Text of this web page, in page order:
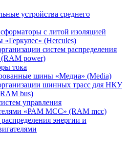
устройства среднего
с литой изоляцией
(Hercules)
систем распределения
power)
тока
шины «Медиа» (Media)
шинных трасс для НКУ
bus)
управления
«РАМ МСС» (RAM mcc)
энергии и